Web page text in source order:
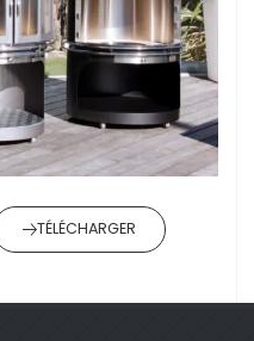
TÉLÉCHARGER